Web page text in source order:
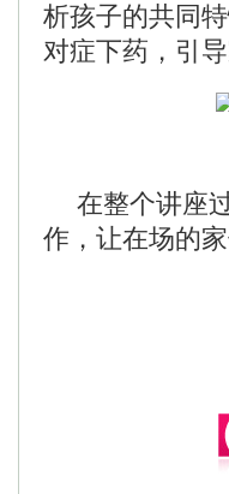
析孩子的共同
对症下药，引
在整个讲座
作，让在场的